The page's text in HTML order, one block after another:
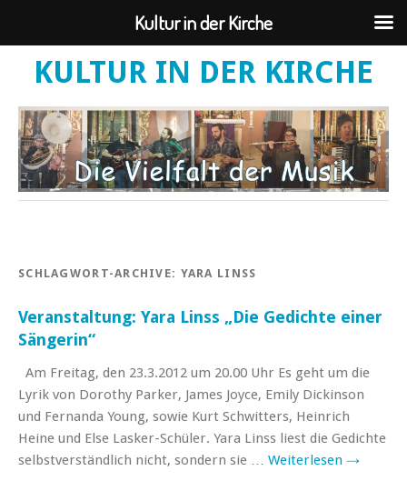
KULTUR IN DER KIRCHE
SCHLAGWORT-ARCHIVE: YARA LINSS
Veranstaltung: Yara Linss „Die Gedichte einer
Sängerin“
Am Freitag, den 23.3.2012 um 20.00 Uhr Es geht um die
Lyrik von Dorothy Parker, James Joyce, Emily Dickinson
und Fernanda Young, sowie Kurt Schwitters, Heinrich
Heine und Else Lasker-Schüler. Yara Linss liest die Gedichte
selbstverständlich nicht, sondern sie … Weiterlesen →
Kultur in der Kirche